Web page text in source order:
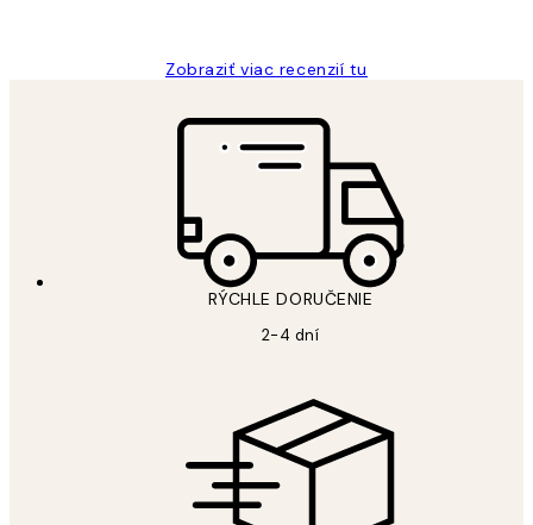
Zobraziť viac recenzií tu
RÝCHLE DORUČENIE
2-4 dní